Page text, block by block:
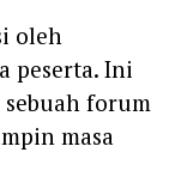
oleh
peserta. Ini
sebuah forum
masa